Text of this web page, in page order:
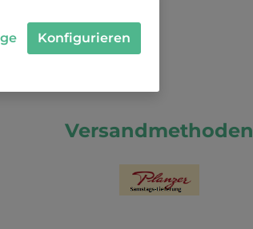
Versandmethoden
Konfigurieren